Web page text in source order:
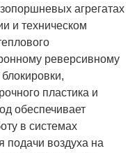
агрегатах
и техническом
реверсивному
пластика и
обеспечивает
в системах
подачи воздуха на